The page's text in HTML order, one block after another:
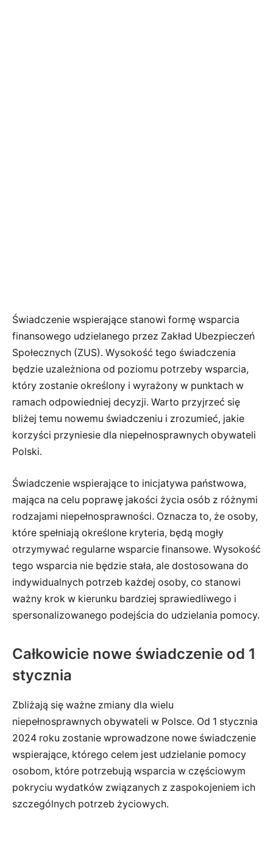
Świadczenie wspierające stanowi formę wsparcia
finansowego udzielanego przez Zakład Ubezpieczeń
Społecznych (ZUS). Wysokość tego świadczenia
będzie uzależniona od poziomu potrzeby wsparcia,
który zostanie określony i wyrażony w punktach w
ramach odpowiedniej decyzji. Warto przyjrzeć się
bliżej temu nowemu świadczeniu i zrozumieć, jakie
korzyści przyniesie dla niepełnosprawnych obywateli
Polski.
Świadczenie wspierające to inicjatywa państwowa,
mająca na celu poprawę jakości życia osób z różnymi
rodzajami niepełnosprawności. Oznacza to, że osoby,
które spełniają określone kryteria, będą mogły
otrzymywać regularne wsparcie finansowe. Wysokość
tego wsparcia nie będzie stała, ale dostosowana do
indywidualnych potrzeb każdej osoby, co stanowi
ważny krok w kierunku bardziej sprawiedliwego i
spersonalizowanego podejścia do udzielania pomocy.
Całkowicie nowe świadczenie od 1
stycznia
Zbliżają się ważne zmiany dla wielu
niepełnosprawnych obywateli w Polsce. Od 1 stycznia
2024 roku zostanie wprowadzone nowe świadczenie
wspierające, którego celem jest udzielanie pomocy
osobom, które potrzebują wsparcia w częściowym
pokryciu wydatków związanych z zaspokojeniem ich
szczególnych potrzeb życiowych.